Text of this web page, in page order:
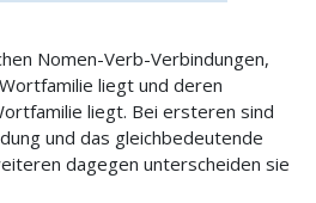
Nomen-Verb-Verbindungen,
liegt und deren
liegt. Bei ersteren sind
und das gleichbedeutende
dagegen unterscheiden sie